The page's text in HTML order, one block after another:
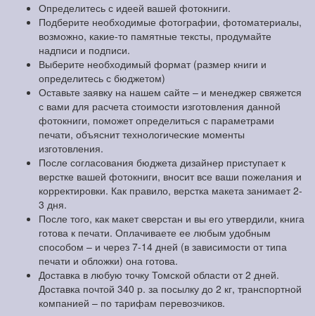
Определитесь с идеей вашей фотокниги.
Подберите необходимые фотографии, фотоматериалы,
возможно, какие-то памятные тексты, продумайте
надписи и подписи.
Выберите необходимый формат (размер книги и
определитесь с бюджетом)
Оставьте заявку на нашем сайте – и менеджер свяжется
с вами для расчета стоимости изготовления данной
фотокниги, поможет определиться с параметрами
печати, объяснит технологические моменты
изготовления.
После согласования бюджета дизайнер приступает к
верстке вашей фотокниги, вносит все ваши пожелания и
корректировки. Как правило, верстка макета занимает 2-
3 дня.
После того, как макет сверстан и вы его утвердили, книга
готова к печати. Оплачиваете ее любым удобным
способом – и через 7-14 дней (в зависимости от типа
печати и обложки) она готова.
Доставка в любую точку Томской области от 2 дней.
Доставка почтой 340 р. за посылку до 2 кг, транспортной
компанией – по тарифам перевозчиков.